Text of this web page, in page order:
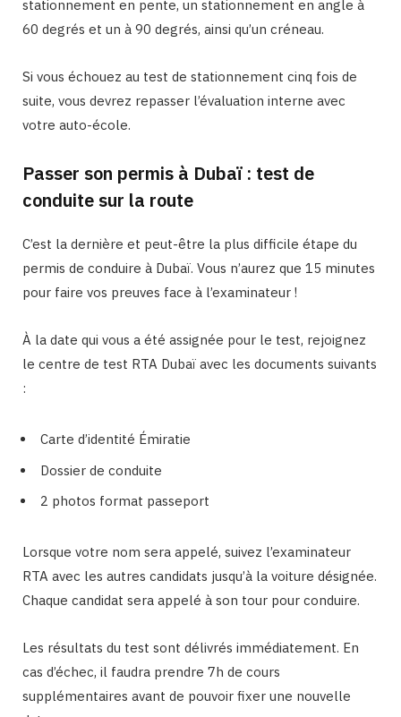
stationnement en pente, un stationnement en angle à
60 degrés et un à 90 degrés, ainsi qu’un créneau.
Si vous échouez au test de stationnement cinq fois de
suite, vous devrez repasser l’évaluation interne avec
votre auto-école.
Passer son permis à Dubaï : test de
conduite sur la route
C’est la dernière et peut-être la plus difficile étape du
permis de conduire à Dubaï. Vous n’aurez que 15 minutes
pour faire vos preuves face à l’examinateur !
À la date qui vous a été assignée pour le test, rejoignez
le centre de test RTA Dubaï avec les documents suivants
:
Carte d’identité Émiratie
Dossier de conduite
2 photos format passeport
Lorsque votre nom sera appelé, suivez l’examinateur
RTA avec les autres candidats jusqu’à la voiture désignée.
Chaque candidat sera appelé à son tour pour conduire.
Les résultats du test sont délivrés immédiatement. En
cas d’échec, il faudra prendre 7h de cours
supplémentaires avant de pouvoir fixer une nouvelle